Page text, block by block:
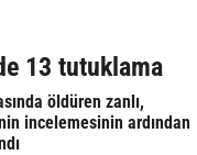
13 tutuklama
öldüren zanlı,
incelemesinin ardından